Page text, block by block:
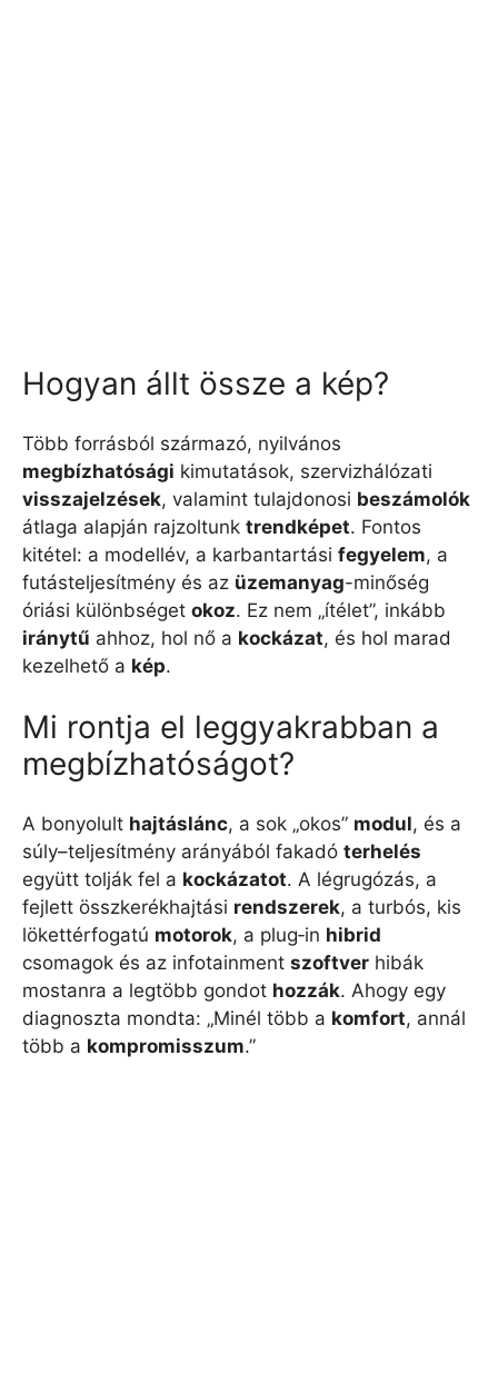
Hogyan állt össze a kép?
Több forrásból származó, nyilvános
megbízhatósági kimutatások, szervizhálózati
visszajelzések, valamint tulajdonosi beszámolók
átlaga alapján rajzoltunk trendképet. Fontos
kitétel: a modellév, a karbantartási fegyelem, a
futásteljesítmény és az üzemanyag-minőség
óriási különbséget okoz. Ez nem „ítélet”, inkább
iránytű ahhoz, hol nő a kockázat, és hol marad
kezelhető a kép.
Mi rontja el leggyakrabban a
megbízhatóságot?
A bonyolult hajtáslánc, a sok „okos” modul, és a
súly–teljesítmény arányából fakadó terhelés
együtt tolják fel a kockázatot. A légrugózás, a
fejlett összkerékhajtási rendszerek, a turbós, kis
lökettérfogatú motorok, a plug‑in hibrid
csomagok és az infotainment szoftver hibák
mostanra a legtöbb gondot hozzák. Ahogy egy
diagnoszta mondta: „Minél több a komfort, annál
több a kompromisszum.”